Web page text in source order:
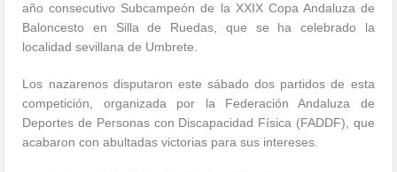
año consecutivo Subcampeón de la XXIX Copa Andaluza de
Baloncesto en Silla de Ruedas, que se ha celebrado la
localidad sevillana de Umbrete.
Los nazarenos disputaron este sábado dos partidos de esta
competición, organizada por la Federación Andaluza de
Deportes de Personas con Discapacidad Física (FADDF), que
acabaron con abultadas victorias para sus intereses.